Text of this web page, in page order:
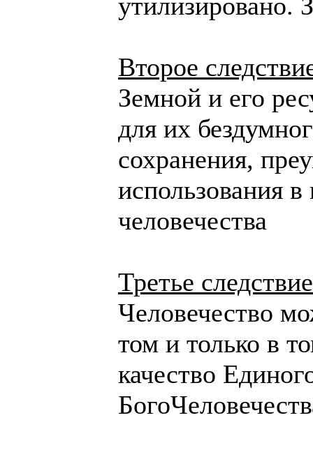
Второе
Земной и его
для их
сохранения,
использования
человечества
Третье
Человечество
том и только в
качество